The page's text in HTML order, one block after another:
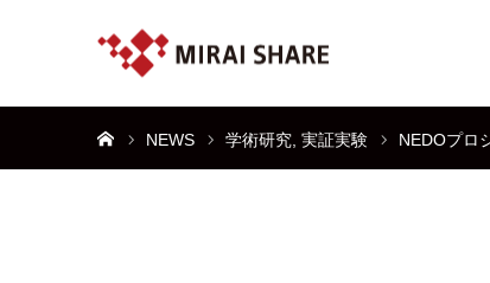
NEWS 学術研究 実証実験 NEDOプロ